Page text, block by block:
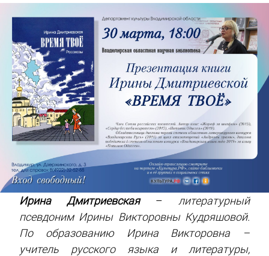
Ирина Дмитриевская– литературный
псевдоним Ирины Викторовны Кудряшовой.
По образованию Ирина Викторовна –
учитель русского языка и литературы,